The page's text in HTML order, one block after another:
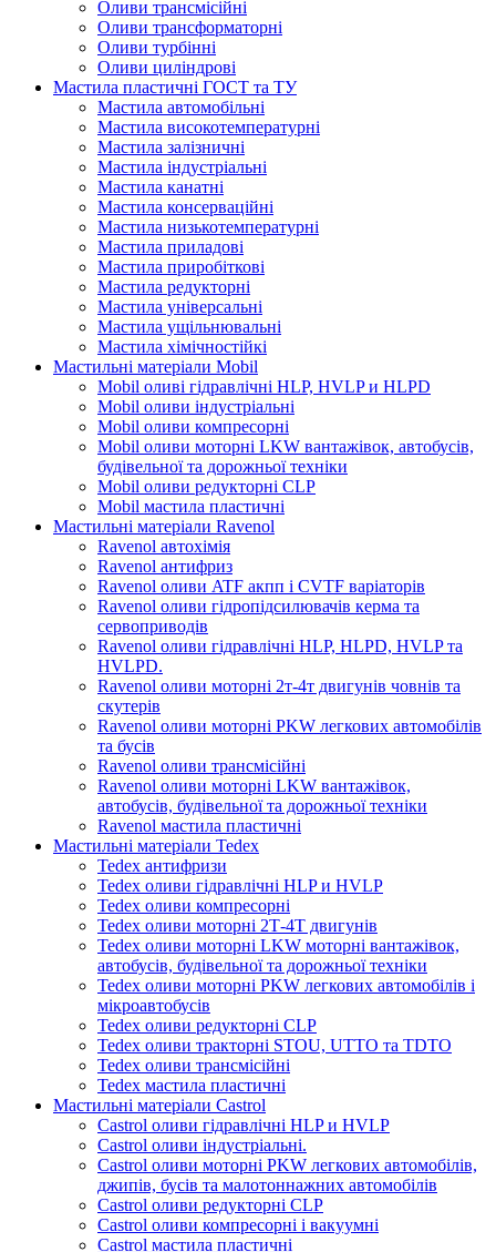
Оливи трансмісійні
Оливи трансформаторні
Оливи турбінні
Оливи циліндрові
Мастила пластичні ГОСТ та ТУ
Мастила автомобільні
Мастила високотемпературні
Мастила залізничні
Мастила індустріальні
Мастила канатні
Мастила консерваційні
Мастила низькотемпературні
Мастила приладові
Мастила приробіткові
Мастила редукторні
Мастила універсальні
Мастила ущільнювальні
Мастила хімічностійкі
Мастильні матеріали Mobil
Mobil оливі гідравлічні HLP, HVLP и HLPD
Mobil оливи індустріальні
Mobil оливи компресорні
Mobil оливи моторні LKW вантажівок, автобусів,
будівельної та дорожньої техніки
Mobil оливи редукторні CLP
Mobil мастила пластичні
Мастильні матеріали Ravenol
Ravenol автохімія
Ravenol антифриз
Ravenol оливи ATF акпп і CVTF варіаторів
Ravenol оливи гідропідсилювачів керма та
сервоприводів
Ravenol оливи гідравлічні HLP, HLPD, HVLP та
HVLPD.
Ravenol оливи моторні 2т-4т двигунів човнів та
скутерів
Ravenol оливи моторні PKW легкових автомобілів
та бусів
Ravenol оливи трансмісійні
Ravenol оливи моторні LKW вантажівок,
автобусів, будівельної та дорожньої техніки
Ravenol мастила пластичні
Мастильні матеріали Tedex
Tedex антифризи
Tedex оливи гідравлічні HLP и HVLP
Tedex оливи компресорні
Tedex оливи моторні 2Т-4Т двигунів
Tedex оливи моторні LKW моторні вантажівок,
автобусів, будівельної та дорожньої техніки
Tedex оливи моторні PKW легкових автомобілів і
мікроавтобусів
Tedex оливи редукторні CLP
Tedex оливи тракторні STOU, UTTO та TDTO
Tedex оливи трансмісійні
Tedex мастила пластичні
Мастильні матеріали Castrol
Castrol оливи гідравлічні HLP и HVLP
Castrol оливи індустріальні.
Castrol оливи моторні PKW легкових автомобілів,
джипів, бусів та малотоннажних автомобілів
Castrol оливи редукторні CLP
Castrol оливи компресорні і вакуумні
Castrol мастила пластичні